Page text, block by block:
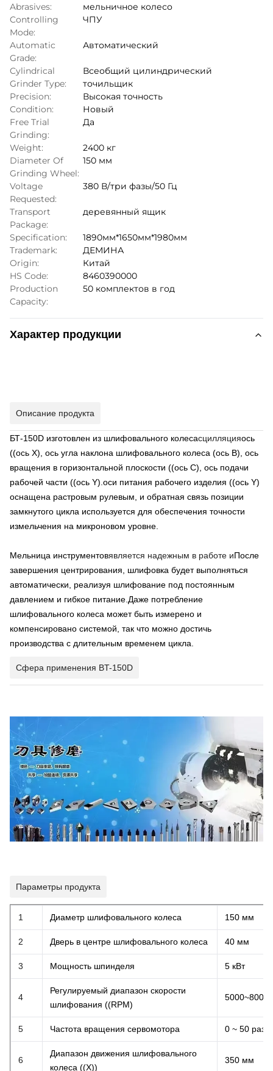
Abrasives:
мельничное колесо
Controlling
Mode:
ЧПУ
Automatic
Grade:
Автоматический
Cylindrical
Grinder Type:
Всеобщий цилиндрический
точильщик
Precision:
Высокая точность
Condition:
Новый
Free Trial
Grinding:
Да
Weight:
2400 кг
Diameter Of
Grinding Wheel:
150 мм
Voltage
Requested:
380 В/три фазы/50 Гц
Transport
Package:
деревянный ящик
Specification:
1890мм*1650мм*1980мм
Trademark:
ДЕМИНА
Origin:
Китай
HS Code:
8460390000
Production
Capacity:
50 комплектов в год
Характер продукции
Описание продукта
БТ-150D изготовлен из шлифовального колесасцилляцияось
((ось X), ось угла наклона шлифовального колеса (ось B), ось
вращения в горизонтальной плоскости ((ось C), ось подачи
рабочей части ((ось Y).оси питания рабочего изделия ((ось Y)
оснащена растровым рулевым, и обратная связь позиции
замкнутого цикла используется для обеспечения точности
измельчения на микроновом уровне.
Мельница инструментовявляется надежным в работе иПосле
завершения центрирования, шлифовка будет выполняться
автоматически, реализуя шлифование под постоянным
давлением и гибкое питание.Даже потребление
шлифовального колеса может быть измерено и
компенсировано системой, так что можно достичь
производства с длительным временем цикла.
Сфера применения BT-150D
Параметры продукта
1 Диаметр шлифовального колеса 150 мм
2 Дверь в центре шлифовального колеса 40 мм
3 Мощность шпинделя 5 кВт
4
Регулируемый диапазон скорости
шлифования ((RPM)
5000~8000
5 Частота вращения сервомотора 0 ~ 50 раз/
6
Диапазон движения шлифовального
колеса ((X))
350 мм